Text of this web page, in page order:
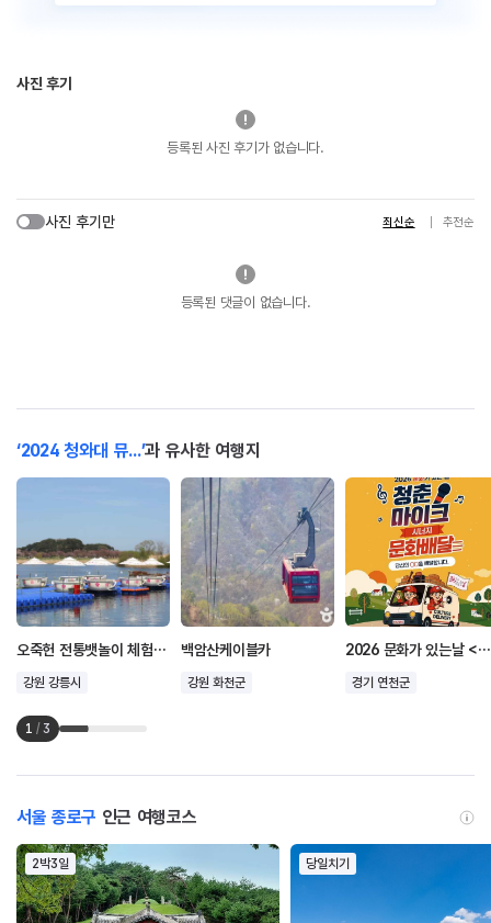
사진 후기
등록된 사진 후기가 없습니다.
사진 후기만 최신순 추천순
등록된 댓글이 없습니다.
‘2024 청와대 뮤...’과 유사한 여행지
오죽헌 전통뱃놀이 체험시설
강원 강릉시
백암산케이블카
강원 화천군
2026 문화가 있는날 <청춘마이크 시너지> - 문화배달
경기 연천군
1 / 3
서울 종로구 인근 여행코스
2박3일 당일치기